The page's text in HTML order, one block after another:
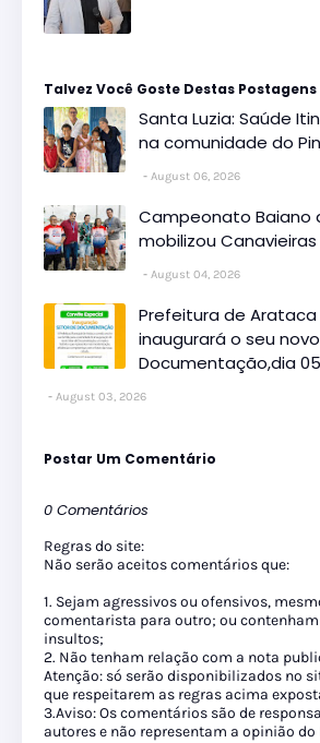
Talvez Você Goste Destas Postagens
Santa Luzia: Saúde
na comunidade do
August 06, 2026
Campeonato Baiano
mobilizou Canavieiras
August 04, 2026
Prefeitura de Arataca
inaugurará o seu
Documentação,dia 05
August 03, 2026
Postar Um Comentário
0 Comentários
Regras do site:
Não serão aceitos comentários que:
1. Sejam agressivos ou ofensivos,
comentarista para outro; ou
insultos;
2. Não tenham relação com a nota
Atenção: só serão disponibilizados no
que respeitarem as regras acima
3.Aviso: Os comentários são de
autores e não representam a opinião do